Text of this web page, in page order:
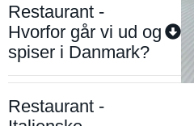
Restaurant -
Hvorfor går vi ud og
spiser i Danmark?
Restaurant -